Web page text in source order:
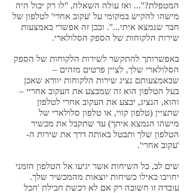
המטפלת?"... ואז עולה השאלה, "לו רק יכול היה
מישהו להקיש במקומי על 'עקוב אחרי' לטלפון של
חבר שנמצא איתי...". ובכן זה אפשרי באמצעות
שירות הלקוחות של הספק הסלולארי.
באפשרותך להתקשר לשירות הלקוחות של הספק
הסלולארי שלך, לציין פרטים מזהים –
שבאמצעותם נציג שירות הלקוחות יוודא שאכן
בעל הטלפון הוא זה שמבצע את העקוב אחריי –
והוא, הנציג, יבצע את העקוב אחרי לטלפון
שתציין (טלפון קווי, או טלפון סלולארי של
מישהו הנמצא איתך) עד שתקבל את מכשיר
הטלפון שלך ותבטל באותה דרך את שירות ה-
'עקוב אחרי'.
שים לב, כל השיחות אשר יגיעו אל הטלפון הזמני
יחויבו כאילו כשיחות יוצאות מהמכשיר שלך.
עובדה זו חשובה רק אם לא רכשת חבילת 'הכל